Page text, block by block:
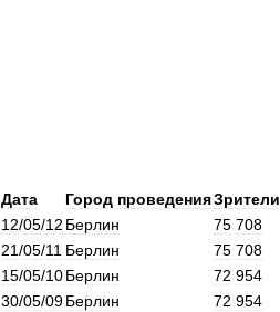
Дата Город проведенияЗрители
12/05/12 Берлин 75 708
21/05/11 Берлин 75 708
15/05/10Берлин 72 954
30/05/09Берлин 72 954